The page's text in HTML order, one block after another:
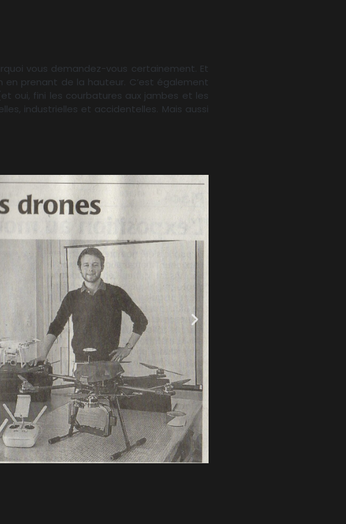
vous demandez-vous certainement. Et
en prenant de la hauteur. C’est également
oui, fini les courbatures aux jambes et les
industrielles et accidentelles. Mais aussi